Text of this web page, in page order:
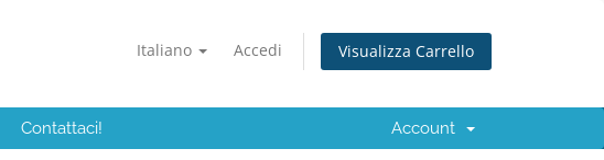
Italiano Accedi Visualizza Carrello
Contattaci! Account